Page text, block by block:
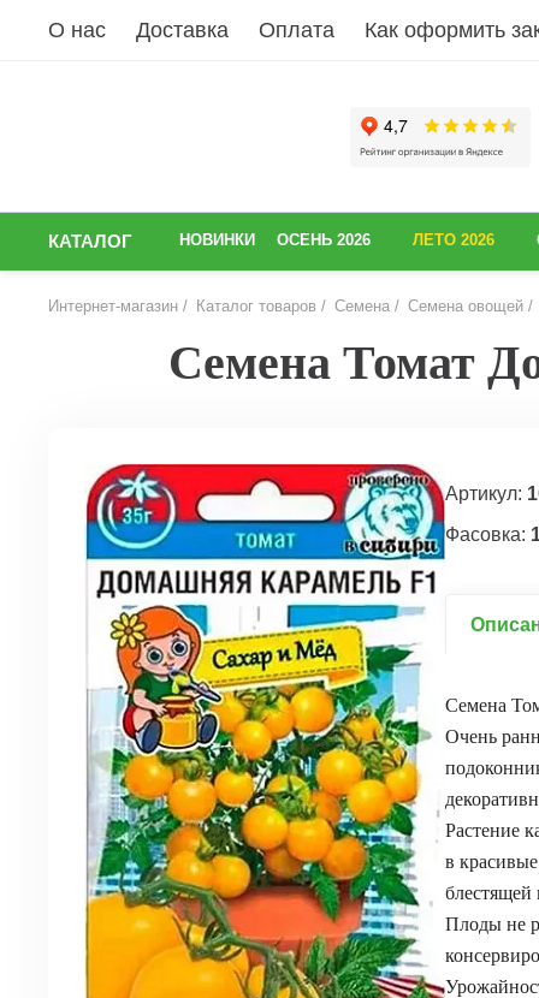
О нас Доставка Оплата Как оформить
КАТАЛОГ НОВИНКИ ОСЕНЬ 2026 ЛЕТО 2026
Интернет-магазин Каталог товаров Семена Семена овощей
Семена Томат
Артикул:
Фасовка:
Семена
Очень
Растение
в
блестящей
Плоды не